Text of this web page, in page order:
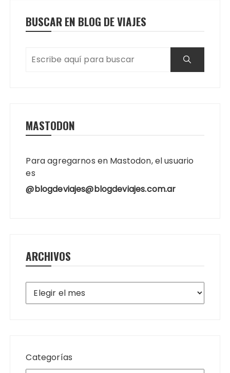
BUSCAR EN BLOG DE VIAJES
MASTODON
Para agregarnos en Mastodon, el usuario
es
@blogdeviajes@blogdeviajes.com.ar
ARCHIVOS
Archivos
Categorías